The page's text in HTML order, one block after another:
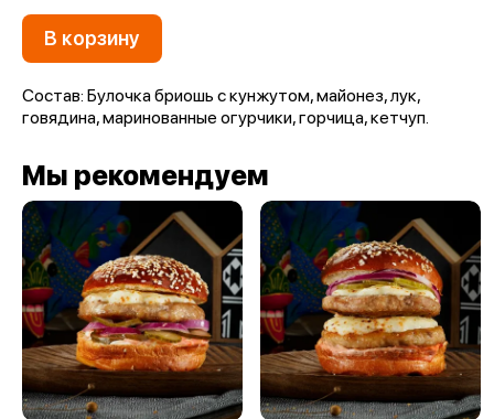
В корзину
Состав: Булочка бриошь с кунжутом, майонез, лук,
говядина, маринованные огурчики, горчица, кетчуп.
Мы рекомендуем